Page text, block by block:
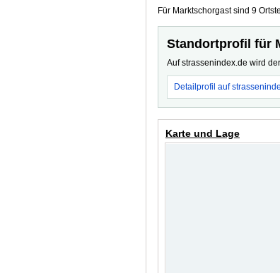
Für Marktschorgast sind 9
Standortprofil für
Auf strassenindex.de wird
Detailprofil auf
Karte und Lage